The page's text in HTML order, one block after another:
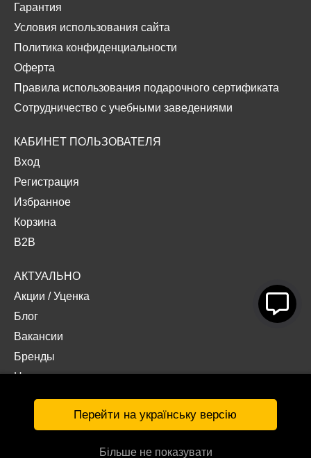
Гарантия
Условия использования сайта
Политика конфиденциальности
Оферта
Правила использования подарочного сертификата
Сотрудничество с учебными заведениями
КАБИНЕТ ПОЛЬЗОВАТЕЛЯ
Вход
Регистрация
Избранное
Корзина
B2B
АКТУАЛЬНО
Акции /Уценка
Блог
Вакансии
Бренды
Наши проекты
Документы
© Интернет-магазин «Acropolis» 2026
Перейти на українську версію
Більше не показувати